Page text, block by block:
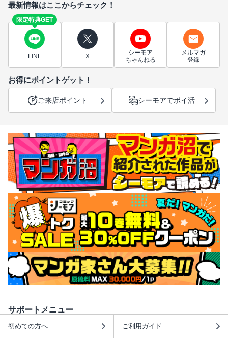
最新情報はここからチェック！
限定特典GET
LINE X
シーモア
ちゃんねる
メルマガ
登録
お得にポイントゲット！
ご来店ポイント シーモアでポイ活
サポートメニュー
初めての方へ ご利用ガイド